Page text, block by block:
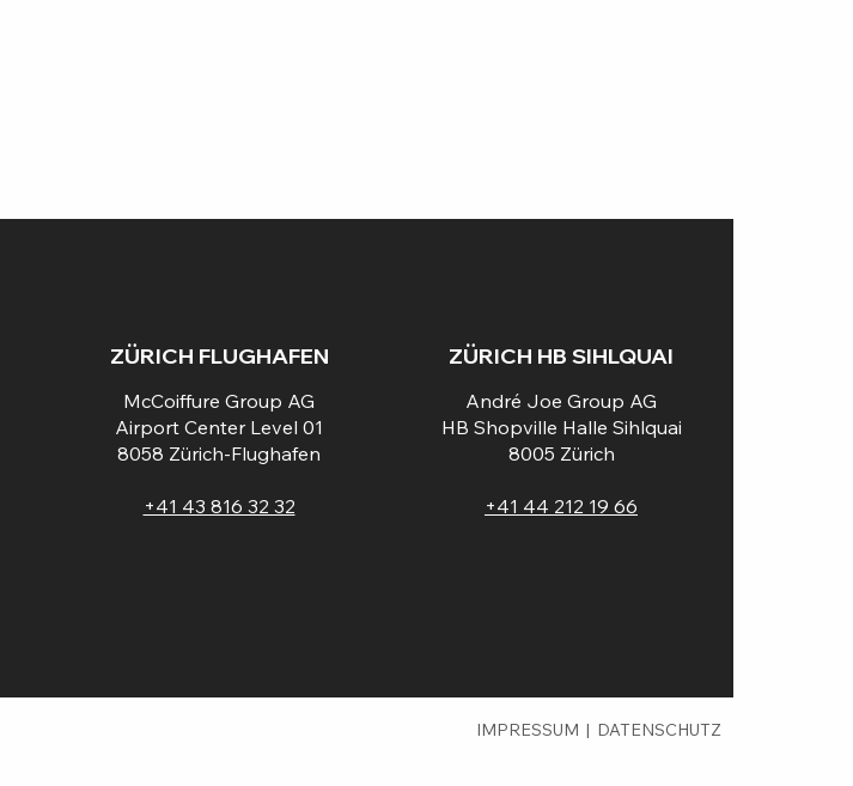
ZÜRICH FLUGHAFEN
McCoiffure Group AG
Airport Center Level 01
8058 Zürich-Flughafen
+41 43 816 32 32
ZÜRICH HB SIHLQUAI
André Joe Group AG
HB Shopville Halle Sihlquai
8005 Zürich
+41 44 212 19 66
IMPRESSUM | DATENSCHUTZ